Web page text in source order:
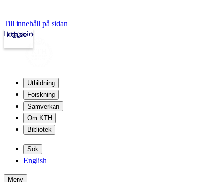
Till innehåll på sidan
kth.se
Logga in
Utbildning
Forskning
Samverkan
Om KTH
Bibliotek
Sök
English
Meny